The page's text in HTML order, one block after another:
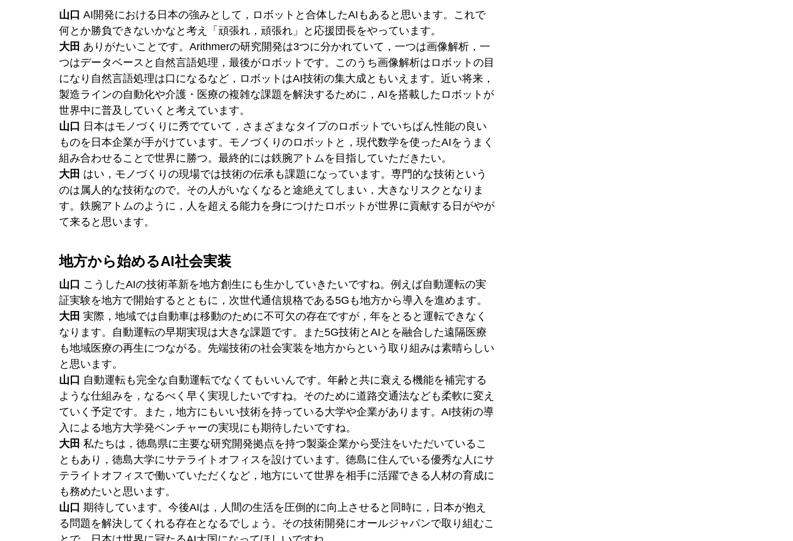
山口 AI開発における日本の強みとして，ロボットと合体したAIもあると思います。これで
何とか勝負できないかなと考え「頑張れ，頑張れ」と応援団長をやっています。
大田 ありがたいことです。Arithmerの研究開発は3つに分かれていて，一つは画像解析，一
つはデータベースと自然言語処理，最後がロボットです。このうち画像解析はロボットの目
になり自然言語処理は口になるなど，ロボットはAI技術の集大成ともいえます。近い将来，
製造ラインの自動化や介護・医療の複雑な課題を解決するために，AIを搭載したロボットが
世界中に普及していくと考えています。
山口 日本はモノづくりに秀でていて，さまざまなタイプのロボットでいちばん性能の良い
ものを日本企業が手がけています。モノづくりのロボットと，現代数学を使ったAIをうまく
組み合わせることで世界に勝つ。最終的には鉄腕アトムを目指していただきたい。
大田 はい，モノづくりの現場では技術の伝承も課題になっています。専門的な技術という
のは属人的な技術なので。その人がいなくなると途絶えてしまい，大きなリスクとなりま
す。鉄腕アトムのように，人を超える能力を身につけたロボットが世界に貢献する日がやが
て来ると思います。
地方から始めるAI社会実装
山口 こうしたAIの技術革新を地方創生にも生かしていきたいですね。例えば自動運転の実
証実験を地方で開始するとともに，次世代通信規格である5Gも地方から導入を進めます。
大田 実際，地域では自動車は移動のために不可欠の存在ですが，年をとると運転できなく
なります。自動運転の早期実現は大きな課題です。また5G技術とAIとを融合した遠隔医療
も地域医療の再生につながる。先端技術の社会実装を地方からという取り組みは素晴らしい
と思います。
山口 自動運転も完全な自動運転でなくてもいいんです。年齢と共に衰える機能を補完する
ような仕組みを，なるべく早く実現したいですね。そのために道路交通法なども柔軟に変え
ていく予定です。また，地方にもいい技術を持っている大学や企業があります。AI技術の導
入による地方大学発ベンチャーの実現にも期待したいですね。
大田 私たちは，徳島県に主要な研究開発拠点を持つ製薬企業から受注をいただいているこ
ともあり，徳島大学にサテライトオフィスを設けています。徳島に住んでいる優秀な人にサ
テライトオフィスで働いていただくなど，地方にいて世界を相手に活躍できる人材の育成に
も務めたいと思います。
山口 期待しています。今後AIは，人間の生活を圧倒的に向上させると同時に，日本が抱え
る問題を解決してくれる存在となるでしょう。その技術開発にオールジャパンで取り組むこ